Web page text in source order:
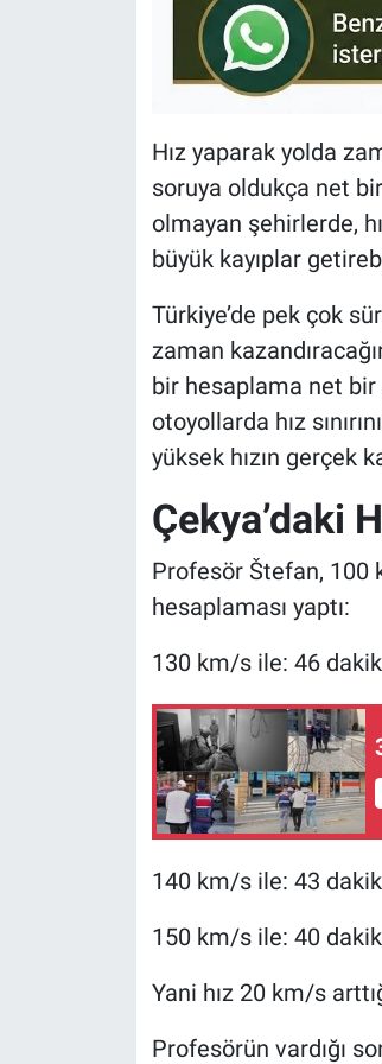
Hız yaparak yolda
soruya oldukça net
olmayan şehirlerde,
büyük kayıplar
Türkiye’de pek çok
zaman
bir hesaplama net
otoyollarda hız
yüksek hızın gerçek
Çekya’daki
Profesör Štefan, 100
hesaplaması yaptı:
130 km/s ile: 46
140 km/s ile: 43
150 km/s ile: 40
Yani hız 20 km/s
Profesörün vardığı